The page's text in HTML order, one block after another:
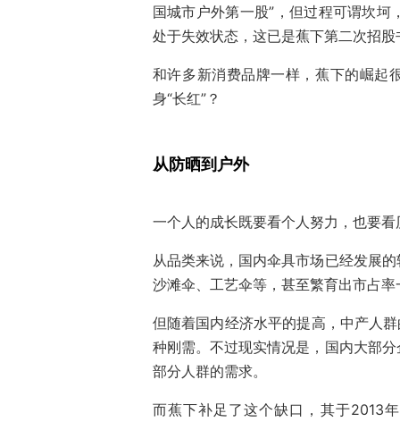
国城市户外第一股”，但过程可谓坎
处于失效状态，这已是蕉下第二次招股
和许多新消费品牌一样，蕉下的崛起
身“长红”？
从防晒到户外
一个人的成长既要看个人努力，也要
从品类来说，国内伞具市场已经发展
沙滩伞、工艺伞等，甚至繁育出市占
但随着国内经济水平的提高，中产人
种刚需。不过现实情况是，国内大部
部分人群的需求。
而蕉下补足了这个缺口，其于2013